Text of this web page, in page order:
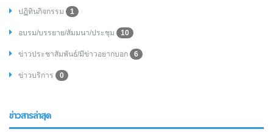
ปฏิทินกิจกรรม 1
อบรม/บรรยาย/สัมมนา/ประชุม 10
ข่าวประชาสัมพันธ์/มีข่าวอยากบอก 6
ข่าวบริการ 0
ข่าวสารล่าสุด